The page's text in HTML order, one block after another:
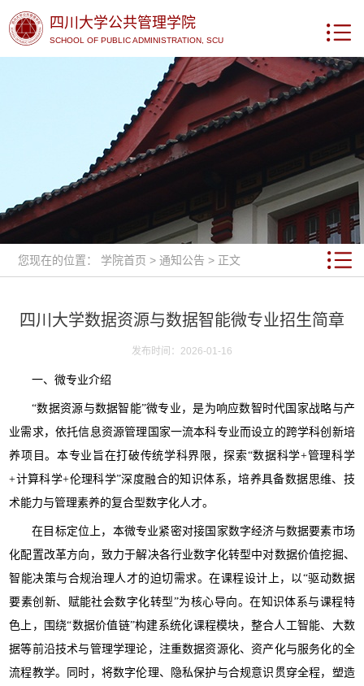
四川大学公共管理学院
SCHOOL OF PUBLIC ADMINISTRATION, SCU
您现在的位置： 学院首页 >通知公告 > 正文
四川大学数据资源与数据智能微专业招生简章
发布时间：2026-01-16
一、微专业介绍
“数据资源与数据智能”微专业，是为响应数智时代国家战略与产
业需求，依托信息资源管理国家一流本科专业而设立的跨学科创新培
养项目。本专业旨在打破传统学科界限，探索“数据科学+管理科学
+计算科学+伦理科学”深度融合的知识体系，培养具备数据思维、技
术能力与管理素养的复合型数字化人才。
在目标定位上，本微专业紧密对接国家数字经济与数据要素市场
化配置改革方向，致力于解决各行业数字化转型中对数据价值挖掘、
智能决策与合规治理人才的迫切需求。在课程设计上，以“驱动数据
要素创新、赋能社会数字化转型”为核心导向。在知识体系与课程特
色上，围绕“数据价值链”构建系统化课程模块，整合人工智能、大数
据等前沿技术与管理学理论，注重数据资源化、资产化与服务化的全
流程教学。同时，将数字伦理、隐私保护与合规意识贯穿全程，塑造